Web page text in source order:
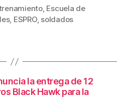
m
p
tir
, Escuela de
, ESPRO, soldados
la entrega de 12
Black Hawk para la